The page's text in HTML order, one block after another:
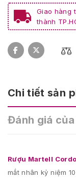
Giao hàng
thành
Chi tiết sản
Đánh giá
Rượu Martell
mắt nhân kỷ niệm